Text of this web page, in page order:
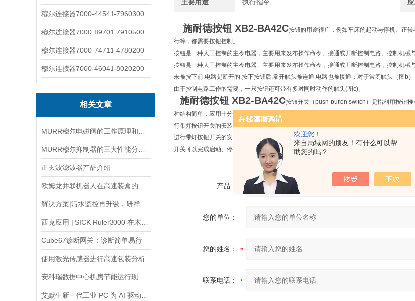
欢迎您！
来自局域网的朋友！有什么可以帮
助您的吗？
穆尔连接器7000-44541-7960300
穆尔连接器7000-89701-7910500
穆尔连接器7000-74711-4780200
穆尔连接器7000-46041-8020200
相关文章
正玄波滤波器产品介绍
Cube67诊断网关：诊断简单易行
使用激光传感器进行高速包装分析
主要用途 执行指令
施耐德按钮 XB2-BA42C按钮的用途很广，例如车床的起动与停机、正
行等，都需要按钮控制。
按钮是一种人工控制的主令电器，主要用来发布操作命令、接通或开断控制电路、控制机械
按钮是一种人工控制的主令电器。主要用来发布操作命令，接通或开断控制电路，控制机
未被按下前,电路是断开的,按下按钮后,常开触头被连通,电路也被接通；对于常闭触头（图b
由于控制电路工作的需要，一只按钮还可带有多对同时动作的触头(图c)。
施耐德按钮 XB2-BA42C按钮开关（push-button switch）是指利用按钮
种结构简单，应用十分广泛的主令电器。在电气自动控制电路中，用于手动发出控制信号
行带灯按钮开关的安装和接线 工具/原料 一件带灯按钮开关 一些电缆线 方法/步骤 1 带灯按
进行带灯按钮开关的安装和接线 如何进行带灯按钮开关的安装和接线 如何进行带灯按钮开
开关可以完成启动、停止、正反转、变速以及互锁等基本控制通常。
产品：
您的单位：
您的姓名：
联系电话：